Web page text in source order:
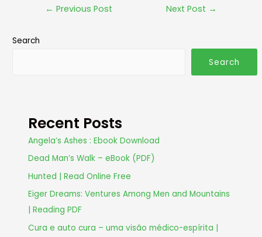
← Previous Post Next Post →
Search
Search
Recent Posts
Angela’s Ashes : Ebook Download
Dead Man’s Walk – eBook (PDF)
Hunted | Read Online Free
Eiger Dreams: Ventures Among Men and Mountains
| Reading PDF
Cura e auto cura – uma visão médico-espírita |